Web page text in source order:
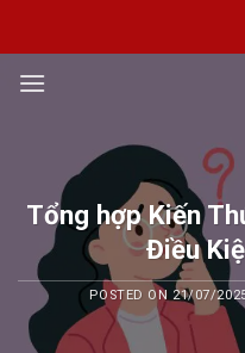
content
Tổng hợp Kiến
Điều
POSTED ON 21/07/